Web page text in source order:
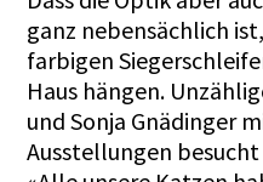
ganz nebensächlich
farbigen
Haus hängen.
und Sonja Gnädinger
Ausstellungen